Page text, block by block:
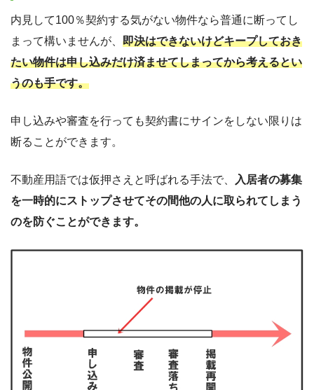
内見して100％契約する気がない物件なら普通に断ってし
まって構いませんが、 即決はできないけどキープしておき
たい物件は申し込みだけ済ませてしまってから考えるとい
うのも手です。
申し込みや審査を行っても契約書にサインをしない限りは
断ることができます。
不動産用語では仮押さえと呼ばれる手法で、
入居者の募集
を一時的にストップさせてその間他の人に取られてしまう
のを防ぐことができます。